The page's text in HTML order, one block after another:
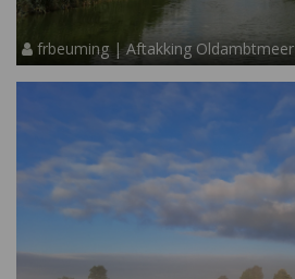
frbeuming | Aftakking Oldambtmeer